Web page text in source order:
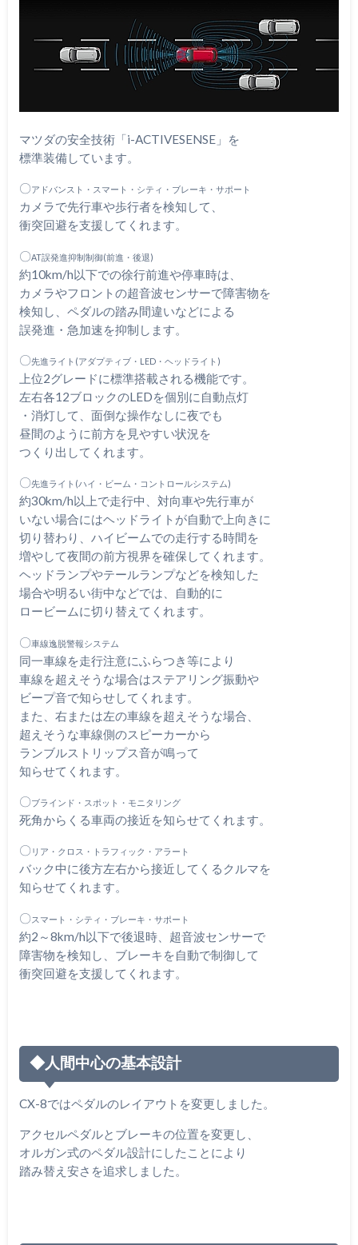
マツダの安全技術「i-ACTIVESENSE」を
標準装備しています。
〇アドバンスト・スマート・シティ・ブレーキ・サポート
カメラで先行車や歩行者を検知して、
衝突回避を支援してくれます。
〇AT誤発進抑制制御(前進・後退)
約10km/h以下での徐行前進や停車時は、
カメラやフロントの超音波センサーで障害物を
検知し、ペダルの踏み間違いなどによる
誤発進・急加速を抑制します。
〇先進ライト(アダプティブ・LED・ヘッドライト)
上位2グレードに標準搭載される機能です。
左右各12ブロックのLEDを個別に自動点灯
・消灯して、面倒な操作なしに夜でも
昼間のように前方を見やすい状況を
つくり出してくれます。
〇先進ライト(ハイ・ビーム・コントロールシステム)
約30km/h以上で走行中、対向車や先行車が
いない場合にはヘッドライトが自動で上向きに
切り替わり、ハイビームでの走行する時間を
増やして夜間の前方視界を確保してくれます。
ヘッドランプやテールランプなどを検知した
場合や明るい街中などでは、自動的に
ロービームに切り替えてくれます。
〇車線逸脱警報システム
同一車線を走行注意にふらつき等により
車線を超えそうな場合はステアリング振動や
ビープ音で知らせしてくれます。
また、右または左の車線を超えそうな場合、
超えそうな車線側のスピーカーから
ランブルストリップス音が鳴って
知らせてくれます。
〇ブラインド・スポット・モニタリング
死角からくる車両の接近を知らせてくれます。
〇リア・クロス・トラフィッ ク・アラート
バック中に後方左右から接近してくるクルマを
知らせてくれます。
〇スマート・シティ・ブレーキ・サポート
約2～8km/h以下で後退時、超音波センサーで
障害物を検知し、ブレーキを自動で制御して
衝突回避を支援してくれます。
◆人間中心の基本設計
CX-8ではペダルのレイアウトを変更しました。
アクセルペダルとブレーキの位置を変更し、
オルガン式のペダル設計にしたことにより
踏み替え安さを追求しました。